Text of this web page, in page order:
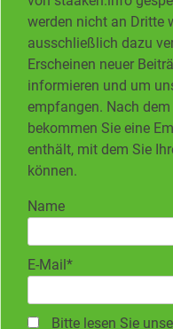
werden nicht an Dritte
ausschließlich dazu
Erscheinen neuer
informieren und um
empfangen. Nach
bekommen Sie eine
enthält, mit dem Sie
können.
Name
E-Mail*
Bitte lesen Sie